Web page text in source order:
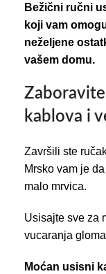
Bežični ručni
koji vam
neželjene
vašem domu.
kablova i
Završili ste
Mrsko vam je
malo mrvica.
Usisajte sve za
vucaranja
Moćan usisni